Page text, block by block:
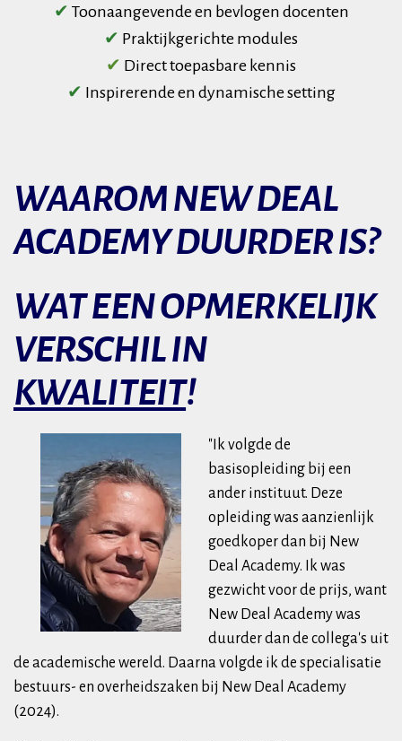
✔ Toonaangevende en bevlogen docenten
✔ Praktijkgerichte modules
✔ Direct toepasbare kennis
✔ Inspirerende en dynamische setting
WAAROM NEW DEAL
ACADEMY DUURDER IS?
WAT EEN OPMERKELIJK
VERSCHIL IN
KWALITEIT!
"Ik vo lgde de
basisopleiding bij een
ander instituut. Deze
opleiding was aanzienlijk
goedkoper dan bij New
Deal Academy. Ik was
gezwicht voor de prijs, want
New Deal Academy was
duurder dan de collega's uit
de academische wereld. Daarna volgde ik de specialisatie
bestuurs- en overheidszaken bij New Deal Academy
(2024).